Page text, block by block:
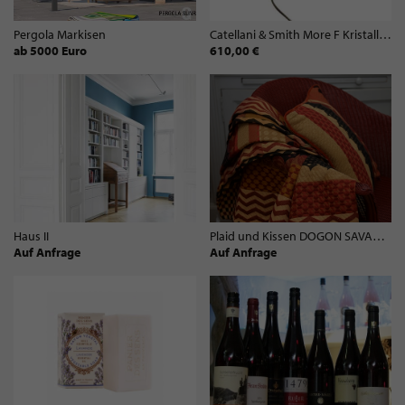
Pergola Markisen
ab 5000 Euro
Catellani & Smith More F Kristallglas Grün
610,00 €
Haus II
Auf Anfrage
Plaid und Kissen DOGON SAVANNE von Garnier
Auf Anfrage